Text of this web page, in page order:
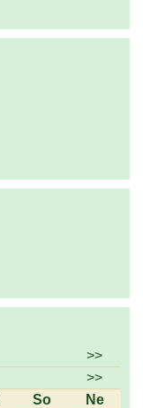
>>
>>
So
Ne